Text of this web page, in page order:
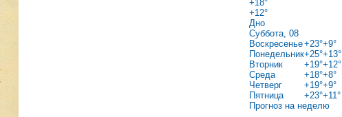
+18°
+12°
Дно
Суббота, 08
Воскресенье+23°+9°
Понедельник+25°+13°
Вторник
+19°+12°
Среда
+18°+8°
Четверг
+19°+9°
Пятница
+23°+11°
Прогноз на неделю